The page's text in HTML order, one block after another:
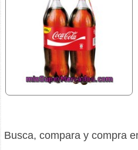
Busca, compara y compra